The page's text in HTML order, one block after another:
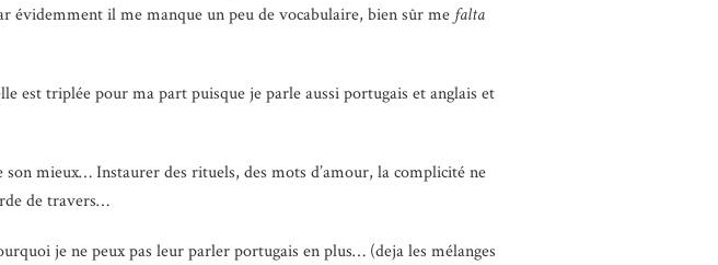
évidemment il me manque un peu de vocabulaire, bien sûr me falta
est triplée pour ma part puisque je parle aussi portugais et anglais et
son mieux… Instaurer des rituels, des mots d’amour, la complicité ne
de travers…
je ne peux pas leur parler portugais en plus… (deja les mélanges